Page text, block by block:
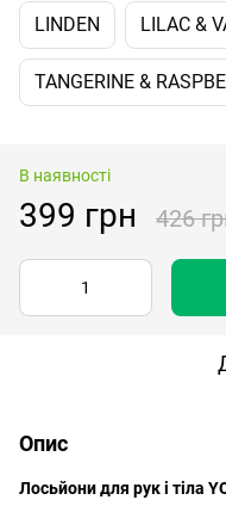
LINDEN LILAC &
TANGERINE &
В наявності
399 грн 426
Опис
Лосьйони для рук і тіла